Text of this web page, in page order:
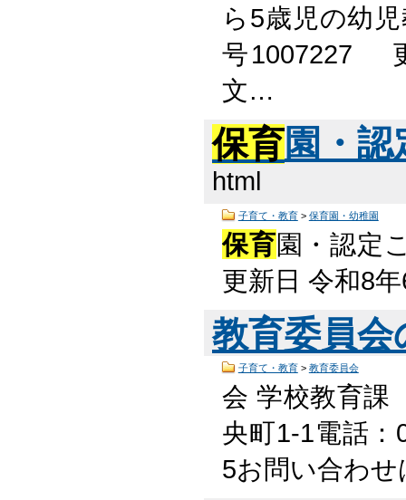
ら5歳児の幼
号1007227
文…
保育園・認
html
子育て・教育> 保育園・幼稚園
保育園・認定
更新日 令和8
教育委員
子育て・教育> 教育委員会
会 学校教育
央町1-1電話
5お問い合わ